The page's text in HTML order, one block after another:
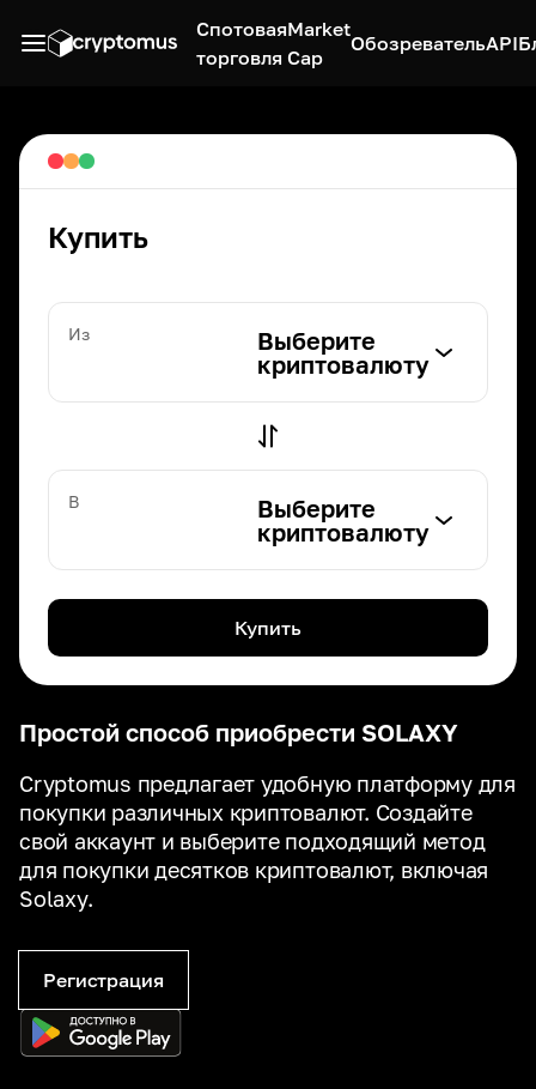
Спотовая
торговля
Market
Cap
ОбозревательAPI
Простой способ приобрести SOLAXY
Cryptomus предлагает удобную платформу для
покупки различных криптовалют. Создайте
свой аккаунт и выберите подходящий метод
для покупки десятков криптовалют, включая
Solaxy.
Регистрация
Купить
Из
Выберите
криптовалюту
В
Выберите
криптовалюту
Купить